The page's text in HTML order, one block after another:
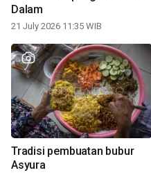
Dalam
21 July 2026 11:35 WIB
Tradisi pembuatan bubur
Asyura